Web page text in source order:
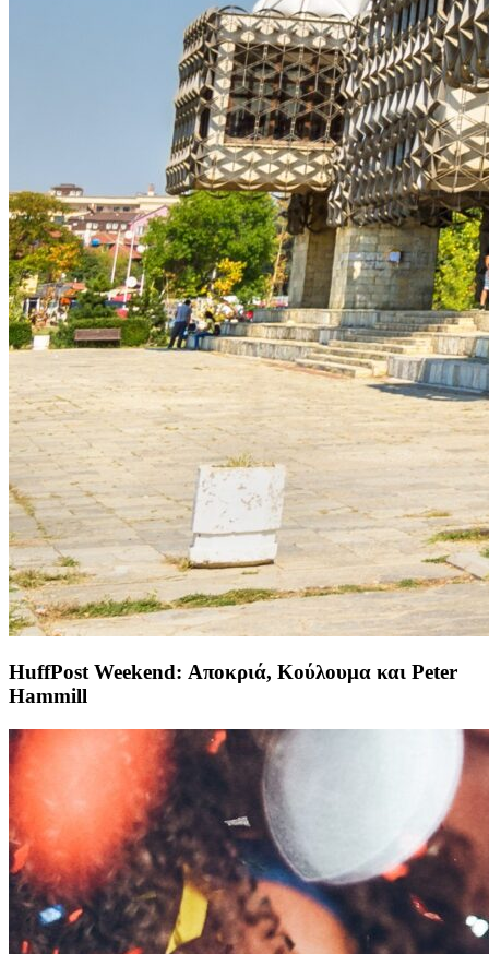
HuffPost Weekend: Αποκριά, Κούλουμα και Peter
Hammill